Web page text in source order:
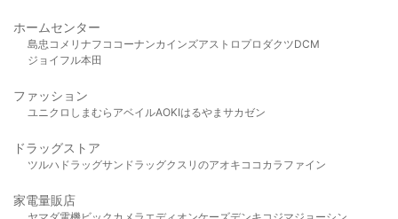
ホームセンター
島忠 コメリ ナフコ コーナンカインズアストロプロダクツDCM
ジョイフル本田
ファッション
ユニクロ しまむら アベイルAOKIはるやま サカゼン
ドラッグストア
ツルハドラッグサンドラッグクスリのアオキ ココカラファイン
家電量販店